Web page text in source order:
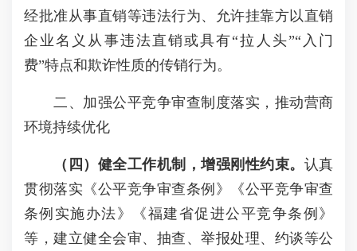
经批准从事直销等违法行为、允许挂靠方以直销
企业名义从事违法直销或具有“拉人头”“入门
费”特点和欺诈性质的传销行为。
二、加强公平竞争审查制度落实，推动营商
环境持续优化
（四）健全工作机制，增强刚性约束。 认真
贯彻落实《公平竞争审查条例》《公平竞争审查
条例实施办法》《福建省促进公平竞争条例》
等，建立健全会审、抽查、举报处理、约谈等公